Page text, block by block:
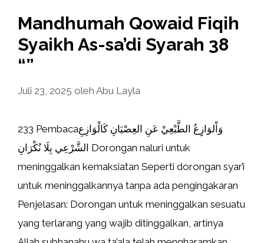
Mandhumah Qowaid Fiqih
Syaikh As-sa’di Syarah 38
“”
Juli 23, 2025 oleh Abu Layla
233 Pembacaوَاْلوَازِِعُ الطَّبْعِيْ عَنِ العِصْيَانِ كَالْوَازِعِ
الشَّرْعِي بِلَا نُكْرَانِ Dorongan naluri untuk
meninggalkan kemaksiatan Seperti dorongan syar’i
untuk meninggalkannya tanpa ada pengingakaran
Penjelasan: Dorongan untuk meninggalkan sesuatu
yang terlarang yang wajib ditinggalkan, artinya